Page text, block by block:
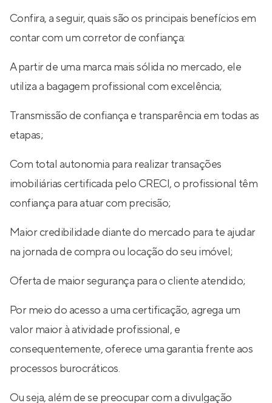
Confira, a seguir, quais são os principais benefícios em
contar com um corretor de confiança:
A partir de uma marca mais sólida no mercado, ele
utiliza a bagagem profissional com excelência;
Transmissão de confiança e transparência em todas as
etapas;
Com total autonomia para realizar transações
imobiliárias certificada pelo CRECI, o profissional têm
confiança para atuar com precisão;
Maior credibilidade diante do mercado para te ajudar
na jornada de compra ou locação do seu imóvel;
Oferta de maior segurança para o cliente atendido;
Por meio do acesso a uma certificação, agrega um
valor maior à atividade profissional, e
consequentemente, oferece uma garantia frente aos
processos burocráticos.
Ou seja, além de se preocupar com a divulgação